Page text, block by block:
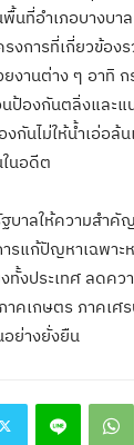
พื้นที่อำเภอบางบา
งการที่เกี่ยวข้อง
งานต่าง ๆ อาทิ ก
นป้องกันตลิ่งและ
กันไม่ให้น้ำเอ่อล้
ในอดีต
บาลให้ความสำ
ารแก้ปัญหาเฉพาะ
งทั้งประเทศ ลดค
าคเกษตร ภาคเศ
ย่างยั่งยืน